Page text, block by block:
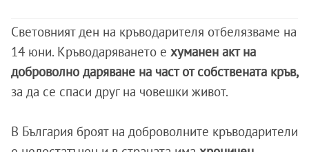
Световният ден на кръводарителя отбелязваме на
14 юни. Кръводаряването е хуманен акт на
доброволно даряване на част от собствената кръв,
за да се спаси друг на човешки живот.
В България броят на доброволните кръводарители